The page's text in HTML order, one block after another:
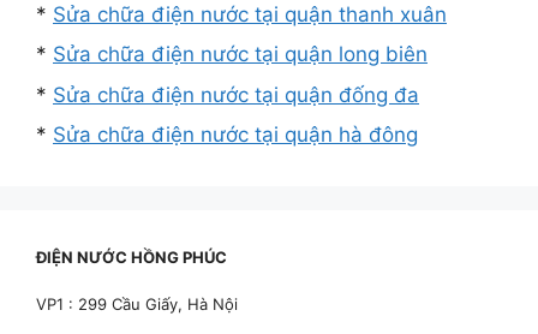
* Sửa chữa điện nước tại quận thanh xuân
* Sửa chữa điện nước tại quận long biên
* Sửa chữa điện nước tại quận đống đa
* Sửa chữa điện nước tại quận hà đông
ĐIỆN NƯỚC HỒNG PHÚC
VP1 : 299 Cầu Giấy, Hà Nội